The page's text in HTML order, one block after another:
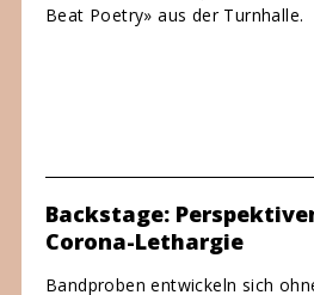
Beat Poetry» aus der Turnhalle.
Backstage:
Corona-Lethargie
Bandproben entwickeln sich